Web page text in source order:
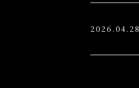
2026.04.28